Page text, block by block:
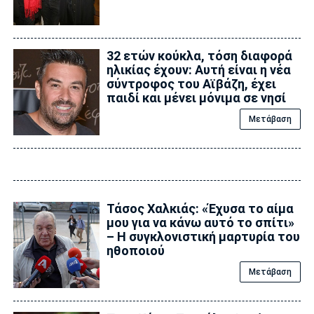
32 ετών κούκλα, τόση διαφορά
ηλικίας έχουν: Αυτή είναι η νέα
σύντροφος του Αϊβάζη, έχει
παιδί και μένει μόνιμα σε νησί
Μετάβαση
Τάσος Χαλκιάς: «Έχυσα το αίμα
μου για να κάνω αυτό το σπίτι»
– Η συγκλονιστική μαρτυρία του
ηθοποιού
Μετάβαση